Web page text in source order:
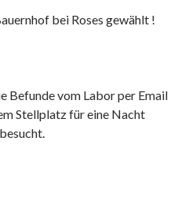
bei Roses gewählt !
Befunde vom Labor per Email
Stellplatz für eine Nacht